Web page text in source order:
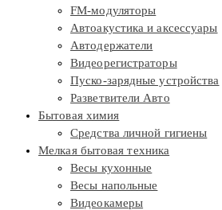
FM-модуляторы
Автоакустика и аксессуары
Автодержатели
Видеорегистраторы
Пуско-зарядные устройства
Разветвители Авто
Бытовая химия
Средства личной гигиены
Мелкая бытовая техника
Весы кухонные
Весы напольные
Видеокамеры